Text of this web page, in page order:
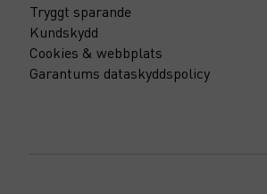
Tryggt sparande
Kundskydd
Cookies & webbplats
Garantums dataskyddspolicy